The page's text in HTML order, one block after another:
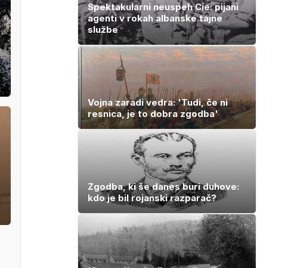
Spektakularni neuspeh Cie: pijani
agenti v rokah albanske tajne
službe
Vojna zaradi vedra: 'Tudi, če ni
resnica, je to dobra zgodba'
Zgodba, ki še danes buri duhove:
kdo je bil rojanski razparač?